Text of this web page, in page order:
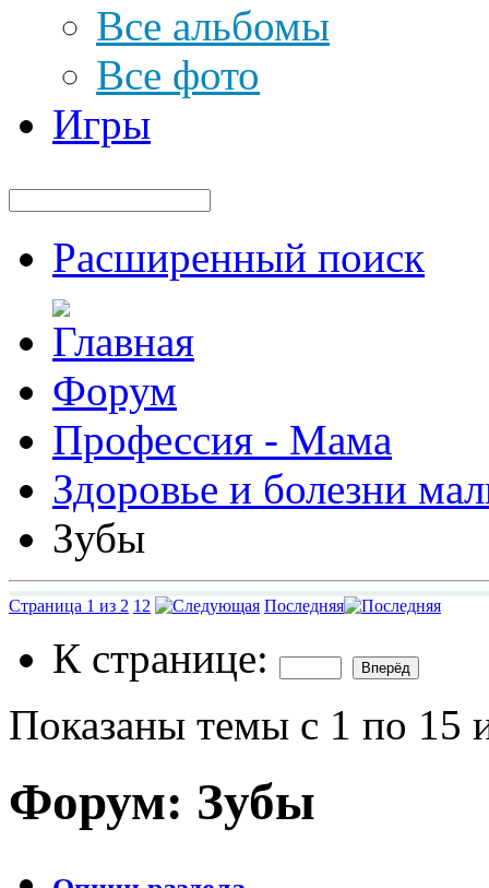
Все альбомы
Все фото
Игры
Расширенный поиск
Форум
Профессия - Мама
Здоровье и болезни
Зубы
Страница 1 из 2 1 2 Последняя
К странице:
Показаны темы с 1 по 15
Форум: Зубы